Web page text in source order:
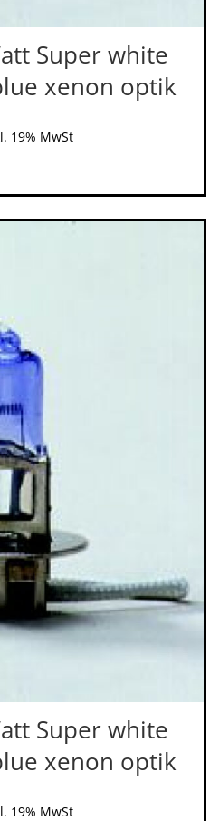
Super white
xenon optik
19% MwSt
Super white
xenon optik
19% MwSt